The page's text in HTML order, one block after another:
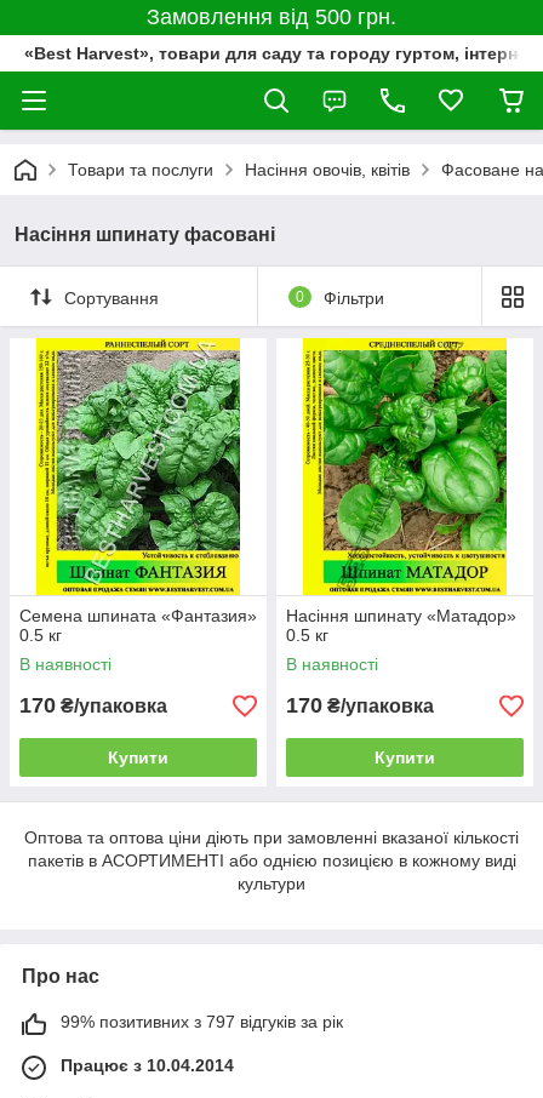
Замовлення від 500 грн.
«Best Harvest», товари для саду та городу гуртом,
Товари та послуги Насіння овочів, квітів Фасоване
Насіння шпинату фасовані
Сортування 0 Фільтри
Семена шпината «Фантазия»
0.5 кг
В наявності
170 ₴/упаковка
Купити
Насіння шпинату «Матадор»
0.5 кг
В наявності
170 ₴/упаковка
Купити
Оптова та оптова ціни діють при замовленні вказаної кількості
пакетів в АСОРТИМЕНТІ або однією позицією в кожному виді
культури
Про нас
99% позитивних з 797 відгуків за рік
Працює з 10.04.2014